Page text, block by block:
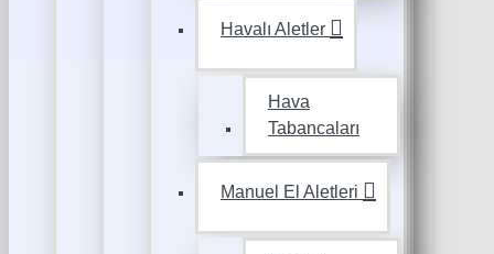
Havalı Aletler
Hava
Tabancaları
Manuel El Aletleri